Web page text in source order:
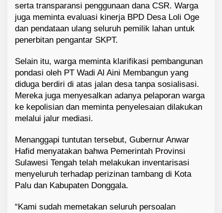
serta transparansi penggunaan dana CSR. Warga
juga meminta evaluasi kinerja BPD Desa Loli Oge
dan pendataan ulang seluruh pemilik lahan untuk
penerbitan pengantar SKPT.
Selain itu, warga meminta klarifikasi pembangunan
pondasi oleh PT Wadi Al Aini Membangun yang
diduga berdiri di atas jalan desa tanpa sosialisasi.
Mereka juga menyesalkan adanya pelaporan warga
ke kepolisian dan meminta penyelesaian dilakukan
melalui jalur mediasi.
Menanggapi tuntutan tersebut, Gubernur Anwar
Hafid menyatakan bahwa Pemerintah Provinsi
Sulawesi Tengah telah melakukan inventarisasi
menyeluruh terhadap perizinan tambang di Kota
Palu dan Kabupaten Donggala.
“Kami sudah memetakan seluruh persoalan